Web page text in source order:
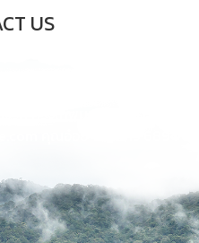
US